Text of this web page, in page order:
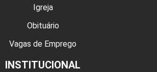
Igreja
Obituário
Vagas de Emprego
INSTITUCIONAL